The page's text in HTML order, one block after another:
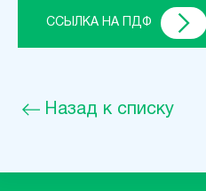
ССЫЛКА НА ПДФ
Назад к списку